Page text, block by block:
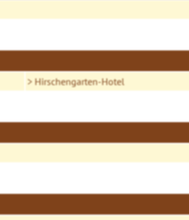
Hirschengarten-Hotel